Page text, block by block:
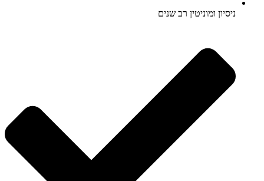
ניסיון ומוניטין רב שנים